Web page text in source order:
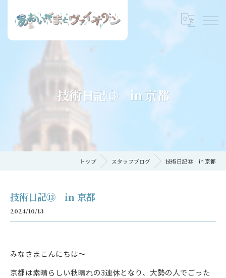
技術日記⑬ in 京都
トップ スタッフブログ 技術日記⑬ in 京都
技術日記⑬ in 京都
2024/10/13
みなさまこんにちは～
京都は素晴らしい秋晴れの3連休となり、大勢の人でごった